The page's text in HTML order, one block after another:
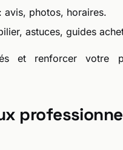
: avis, photos, horaires.
astuces, guides
et renforcer votre